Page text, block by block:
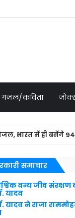
ग़ज़ल/कविता
में ही बनेंगे 94 विमान
समाचार
वन्य जीव संरक्षण
यादव
यादव ने राजा